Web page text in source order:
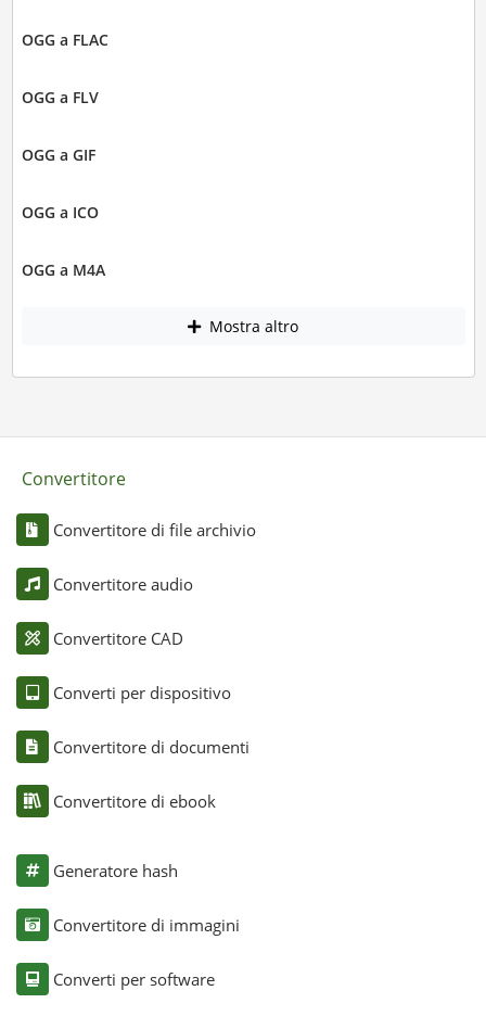
OGG a FLAC
OGG a FLV
OGG a GIF
OGG a ICO
OGG a M4A
Mostra altro
Convertitore
Convertitore di file archivio
Convertitore audio
Convertitore CAD
Converti per dispositivo
Convertitore di documenti
Convertitore di ebook
Generatore hash
Convertitore di immagini
Converti per software